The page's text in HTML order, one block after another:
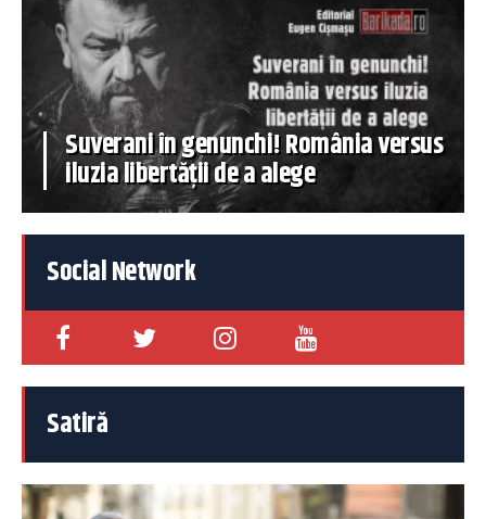
Suverani în genunchi! România versus
iluzia libertății de a alege
Social Network
Satiră